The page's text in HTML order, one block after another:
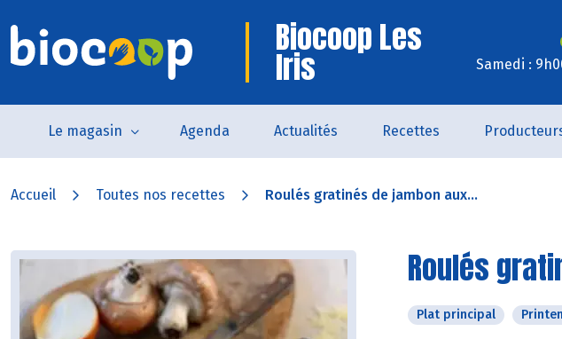
Biocoop Les
Iris Samedi :
Le magasin Agenda Actualités Recettes
Accueil Toutes nos recettes Roulés gratinés de jambon aux...
Roulés
Plat principal